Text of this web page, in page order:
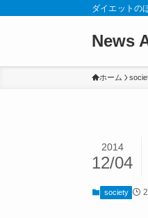
ダイエットの
News
ホーム
2014
12/04
society